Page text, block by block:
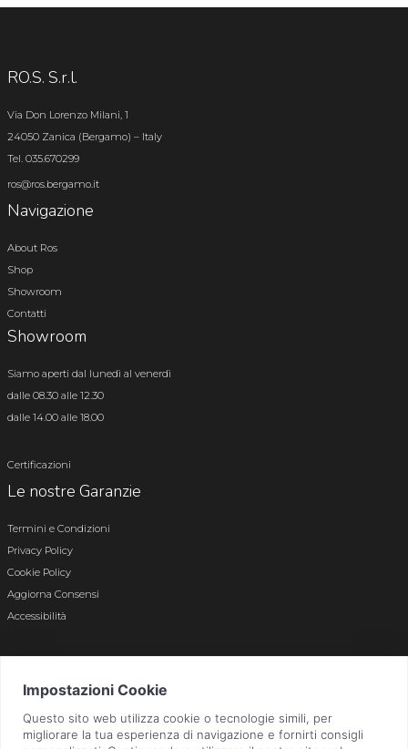
RO.S. S.r.l.
Via Don Lorenzo Milani, 1
24050 Zanica (Bergamo) – Italy
Tel. 035.670299
ros@ros.bergamo.it
Navigazione
About Ros
Shop
Showroom
Contatti
Showroom
Siamo aperti dal lunedì al venerdì
dalle 08.30 alle 12.30
dalle 14.00 alle 18.00
Certificazioni
Le nostre Garanzie
Termini e Condizioni
Privacy Policy
Cookie Policy
Aggiorna Consensi
Accessibilità
Bergamo n. 01496180165 · Capitale Sociale i.v. € 800.000,00